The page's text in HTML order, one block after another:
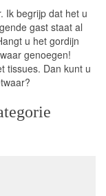
Ik begrijp dat het u
gast staat al
u het gordijn
genoegen!
tissues. Dan kunt u